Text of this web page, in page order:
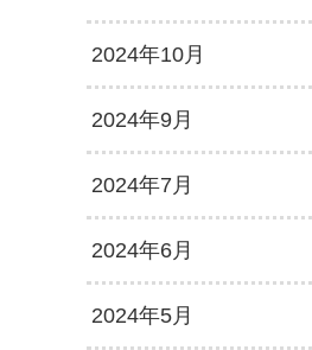
2024年10月
2024年9月
2024年7月
2024年6月
2024年5月